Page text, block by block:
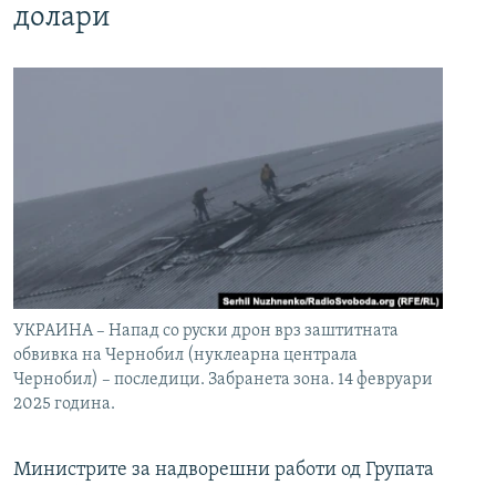
долари
УКРАИНА – Напад со руски дрон врз заштитната
обвивка на Чернобил (нуклеарна централа
Чернобил) – последици. Забранета зона. 14 февруари
2025 година.
Министрите за надворешни работи од Групата